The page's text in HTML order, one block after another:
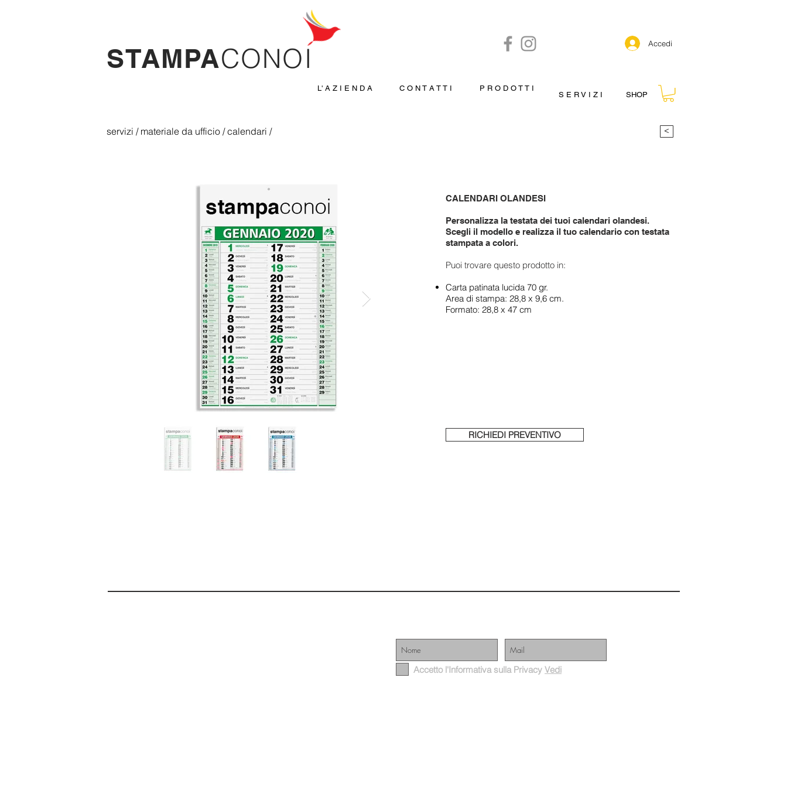
STAMPACONOI Accedi
L' A Z I E N D A C O N T A T T I P R O D O T T I
S E R V I Z I SHOP
servizi / materiale da ufficio / calendari /aziendali economici >
CALENDARI OLANDESI
Personalizza la testata dei tuoi calendari olandesi.
Scegli il modello e realizza il tuo calendario con testata
stampata a colori.
Puoi trovare questo prodotto in:
Carta patinata lucida 70 gr.
Area di stampa: 28,8 x 9,6 cm.
Formato: 28,8 x 47 cm
RICHIEDI PREVENTIVO
Accetto l'Informativa sulla Privacy Vedi